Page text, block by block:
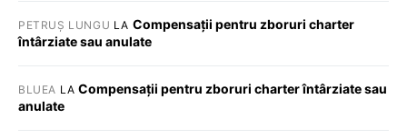
PETRUȘ LUNGU LA Compensații pentru zboruri charter
întârziate sau anulate
BLUEA LACompensații pentru zboruri charter întârziate sau
anulate